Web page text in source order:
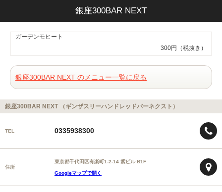
銀座300BAR NEXT
ガーデンモヒート
300円（税抜き）
銀座300BAR NEXT のメニュー一覧に戻る
銀座300BAR NEXT （ギンザスリーハンドレッドバーネクスト）
TEL 0335938300
住所
東京都千代田区有楽町1-2-14 紫ビル B1F
Googleマップで開く